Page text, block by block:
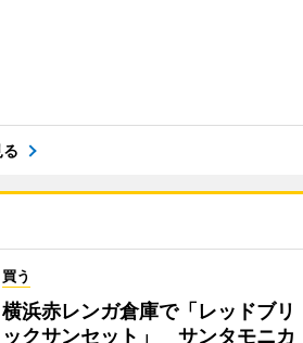
買う
横浜赤レンガ倉庫で「レッドブリ
ックサンセット」 サンタモニカ